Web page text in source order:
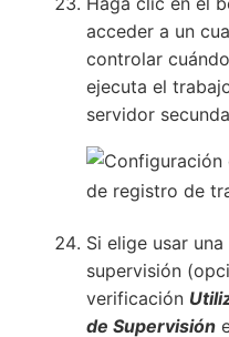
acceder a un
controlar
ejecuta el
servidor
Si elige usar
supervisión
verificación
de Supervisión